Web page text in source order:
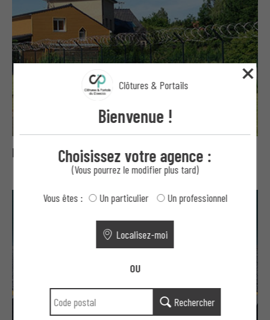
Bavolets, concertinas et fils ronce
Clôtures & Portails
Bienvenue !
Choisissez votre agence :
(Vous pourrez le modifier plus tard)
Vous êtes : Un particulier Un professionnel
Localisez-moi
OU
Rechercher